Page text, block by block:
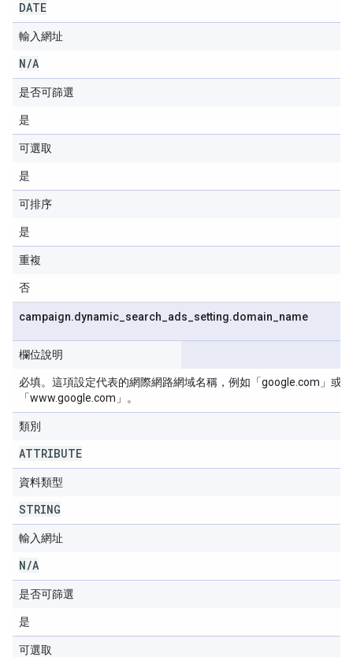
DATE
輸入網址
N/A
是否可篩選
是
可選取
是
可排序
是
重複
否
campaign.dynamic search ads setting.domain name
欄位說明
必填。這項設定代表的網際網路網域名稱，例如「google.com」或
「www.google.com」。
類別
ATTRIBUTE
資料類型
STRING
輸入網址
N/A
是否可篩選
是
可選取